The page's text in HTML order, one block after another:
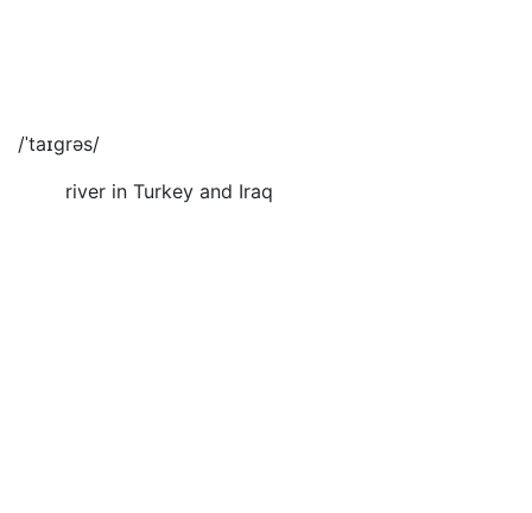
/ˈtaɪgrəs/
river in Turkey and Iraq